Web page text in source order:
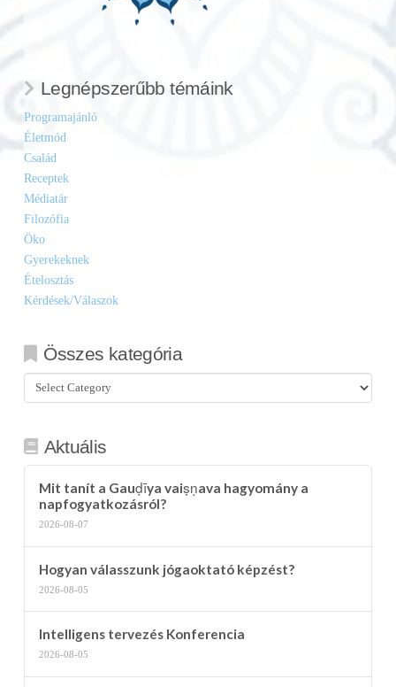
Legnépszerűbb témáink
Programajánló
Életmód
Család
Receptek
Médiatár
Filozófia
Öko
Gyerekeknek
Ételosztás
Kérdések/Válaszok
Összes kategória
Összes
kategória
Aktuális
Mit tanít a Gauḍīya vaiṣṇava hagyomány a
napfogyatkozásról?
2026-08-07
Hogyan válasszunk jógaoktató képzést?
2026-08-05
Intelligens tervezés Konferencia
2026-08-05